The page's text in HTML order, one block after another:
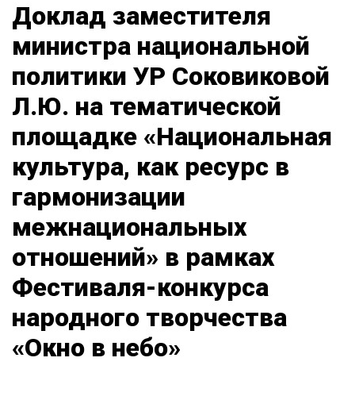
Доклад заместителя
министра национальной
политики УР Соковиковой
Л.Ю. на тематической
площадке «Национальная
культура, как ресурс в
гармонизации
межнациональных
отношений» в рамках
Фестиваля-конкурса
народного творчества
«Окно в небо»